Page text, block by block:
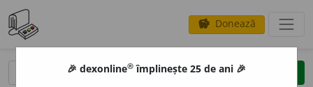
savings Donează
clear
🎉 dexonline® împlinește 25 de ani 🎉